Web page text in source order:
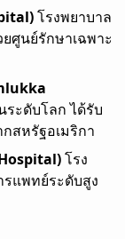
โรงพยาบาล
ศูนย์รักษาเฉพาะ
ระดับโลก ได้รับ
กสหรัฐอเมริกา
โรง
แพทย์ระดับสูง